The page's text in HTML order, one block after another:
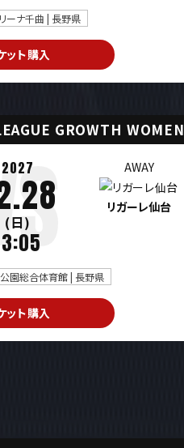
ーナ千曲 | 長野県
ット購入
GROWTH WOMEN
2027
(日)
AWAY
リガーレ仙台
園総合体育館 | 長野県
ット購入